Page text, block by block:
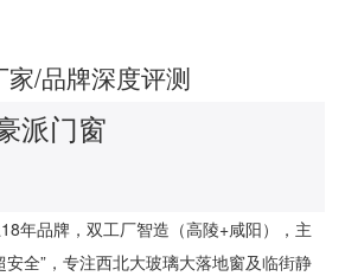
/品牌深度评测
派门窗
年品牌，双工厂智造（高陵+咸阳），主
全”，专注西北大玻璃大落地窗及临街静